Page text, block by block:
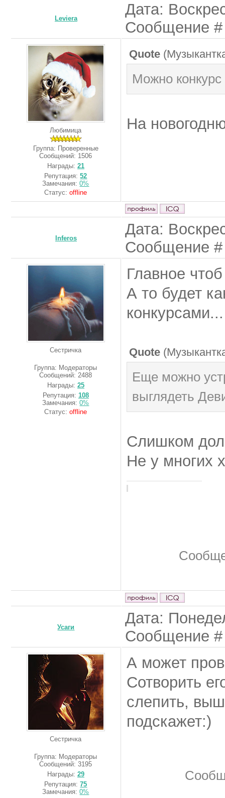
Leviera
Дата:
Сообщение
Любимица
Группа: Проверенные
Сообщений: 1506
Награды: 21
Репутация:52
Замечания:0%
Статус:offline
Quote (
Можно
На
Inferos
Дата:
Сообщение
Сестричка
Группа: Модераторы
Сообщений:2488
Награды: 25
Репутация: 108
Замечания:0%
Статус:offline
Главное
А то будет
конкурсами...
Quote (
Еще можно
выглядеть
Слишком
Не у многих
Усаги
Дата:
Сообщение
Сестричка
Группа: Модераторы
Сообщений:3195
Награды: 29
Репутация:75
Замечания:0%
А может
Сотворить
слепить,
подскажет:)